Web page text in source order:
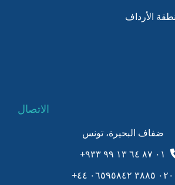
الأرداف
الاتصال
ضفاف البحيرة، تونس
٠١ ٨٧ ٦٤ ١٣ ٩٩ ٩٣٣+
٠٢٠ ٣٨٨٥ ٠٦٥٩٥٨٤٢ ٤٤+